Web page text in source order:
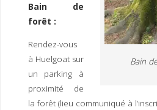
Bain
Bain de
forêt :
Rendez-vous
à Huelgoat sur
un parking à
proximité de
la forêt (lieu communiqué à